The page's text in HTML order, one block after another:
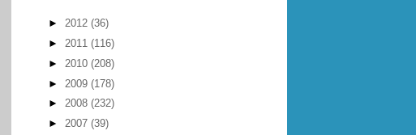
► 2012 (36)
► 2011 (116)
► 2010 (208)
► 2009 (178)
► 2008 (232)
► 2007 (39)